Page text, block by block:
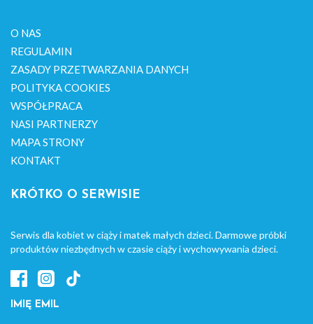
O NAS
REGULAMIN
ZASADY PRZETWARZANIA DANYCH
POLITYKA COOKIES
WSPÓŁPRACA
NASI PARTNERZY
MAPA STRONY
KONTAKT
KRÓTKO O SERWISIE
Serwis dla kobiet w ciąży i matek małych dzieci. Darmowe próbki
produktów niezbędnych w czasie ciąży i wychowywania dzieci.
IMIĘ EMIL